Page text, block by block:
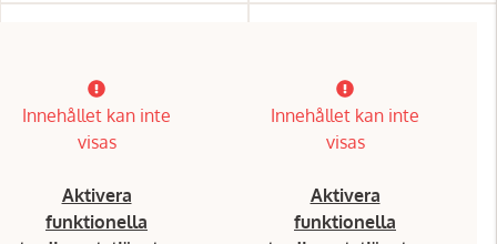
Innehållet kan inte
visas
Aktivera
funktionella
Innehållet kan inte
visas
Aktivera
funktionella